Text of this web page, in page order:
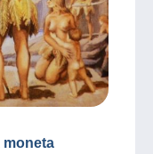
moneta